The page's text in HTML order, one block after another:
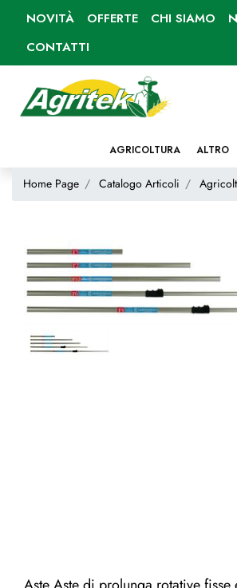
NOVITÀ OFFERTE CHI SIAMO
CONTATTI
AGRICOLTURA ALTRO
Home Page Catalogo Articoli